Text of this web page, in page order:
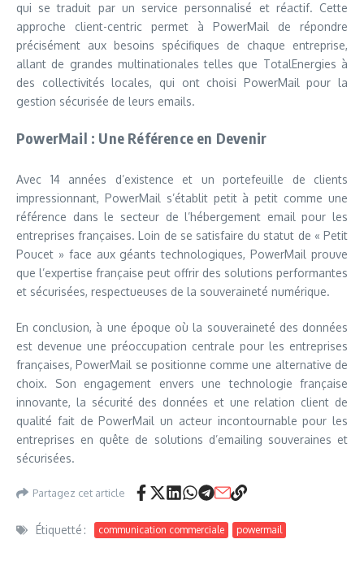
qui se traduit par un service personnalisé et réactif. Cette
approche client-centric permet à PowerMail de répondre
précisément aux besoins spécifiques de chaque entreprise,
allant de grandes multinationales telles que TotalEnergies à
des collectivités locales, qui ont choisi PowerMail pour la
gestion sécurisée de leurs emails.
PowerMail : Une Référence en Devenir
Avec 14 années d’existence et un portefeuille de clients
impressionnant, PowerMail s’établit petit à petit comme une
référence dans le secteur de l’hébergement email pour les
entreprises françaises. Loin de se satisfaire du statut de « Petit
Poucet » face aux géants technologiques, PowerMail prouve
que l’expertise française peut offrir des solutions performantes
et sécurisées, respectueuses de la souveraineté numérique.
En conclusion, à une époque où la souveraineté des données
est devenue une préoccupation centrale pour les entreprises
françaises, PowerMail se positionne comme une alternative de
choix. Son engagement envers une technologie française
innovante, la sécurité des données et une relation client de
qualité fait de PowerMail un acteur incontournable pour les
entreprises en quête de solutions d’emailing souveraines et
sécurisées.
Partagez cet article
Étiquetté : communication commerciale powermail